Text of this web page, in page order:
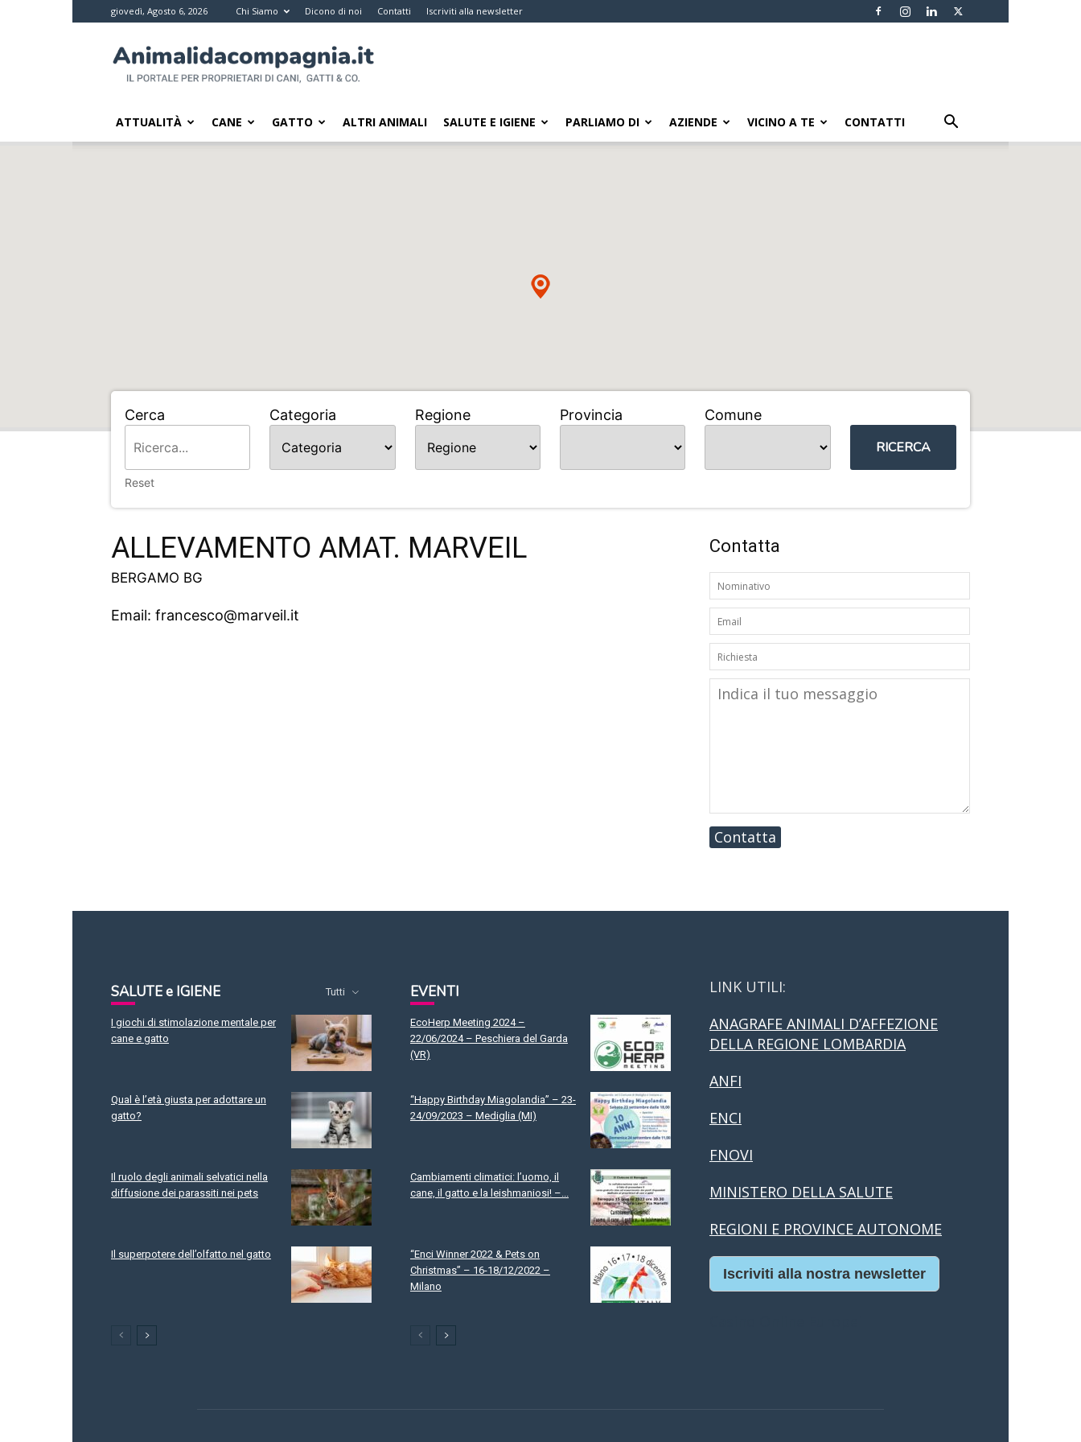
giovedì, Agosto 6, 2026 Chi Siamo Dicono di noi Contatti Iscriviti alla newsletter
da
compagnia
Il
ATTUALITÀ CANE GATTO ALTRI ANIMALI SALUTE E IGIENE PARLIAMO DI AZIENDE VICINO A TE CONTATTI
Cerca Categoria Regione Provincia Comune
RICERCA
Reset
Home ALLEVAMENTO AMAT. MARVEIL
ALLEVAMENTO AMAT. MARVEIL
BERGAMO BG
Email: francesco@marveil.it
Contatta
Contatta
SALUTE e IGIENE Tutti
I giochi di stimolazione mentale per
cane e gatto
Qual è l’età giusta per adottare un
gatto?
Il ruolo degli animali selvatici nella
diffusione dei parassiti nei pets
Il superpotere dell’olfatto nel gatto
EVENTI
EcoHerp Meeting 2024 –
22/06/2024 – Peschiera del Garda
(VR)
“Happy Birthday Miagolandia” – 23-
24/09/2023 – Mediglia (MI)
Cambiamenti climatici: l’uomo, il
cane, il gatto e la leishmaniosi! –...
“Enci Winner 2022 & Pets on
Christmas” – 16-18/12/2022 –
Milano
LINK UTILI:
ANAGRAFE ANIMALI D’AFFEZIONE
DELLA REGIONE LOMBARDIA
ANFI
ENCI
FNOVI
MINISTERO DELLA SALUTE
REGIONI E PROVINCE AUTONOME
Iscriviti alla nostra newsletter